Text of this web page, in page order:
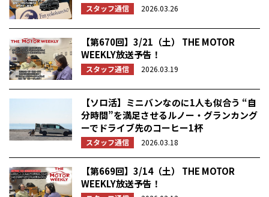
スタッフ通信 2026.03.26
【第670回】3/21（土） THE MOTOR
WEEKLY放送予告！
スタッフ通信 2026.03.19
【ソロ活】ミニバンなのに1人も似合う “自
分時間”を満足させるルノー・グランカング
ーでドライブ先のコーヒー1杯
スタッフ通信 2026.03.18
【第669回】3/14（土） THE MOTOR
WEEKLY放送予告！